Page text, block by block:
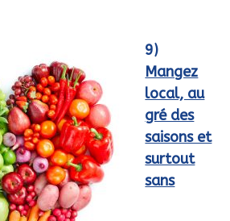
9)
Mangez
local, au
gré des
saisons et
surtout
sans